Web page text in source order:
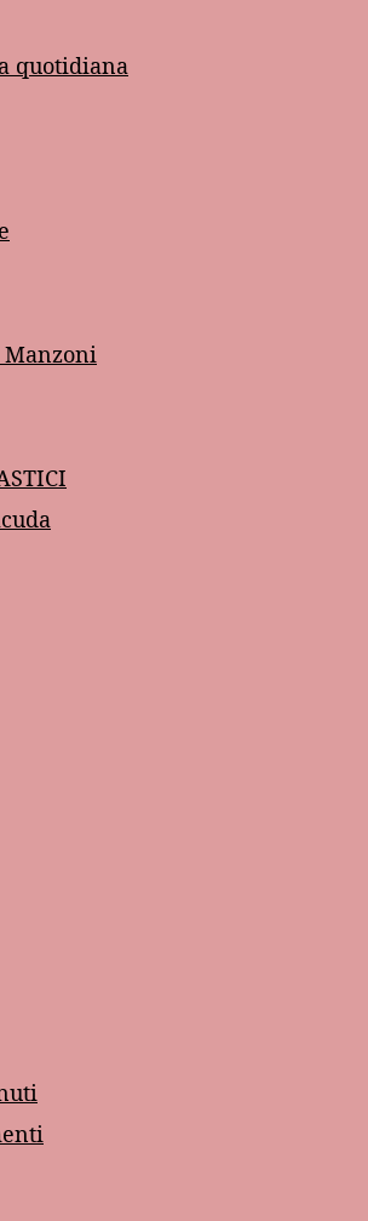
quotidiana
Manzoni